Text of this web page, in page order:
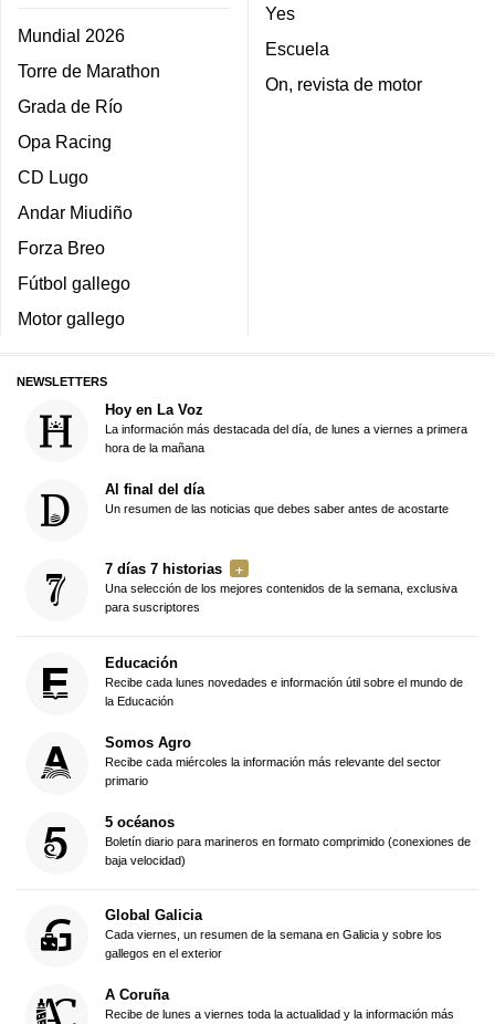
Mundial 2026
Torre de Marathon
Grada de Río
Opa Racing
CD Lugo
Andar Miudiño
Forza Breo
Fútbol gallego
Motor gallego
Yes
Escuela
On, revista de motor
NEWSLETTERS
Hoy en La Voz
La información más destacada del día, de lunes a viernes a primera
hora de la mañana
Al final del día
Un resumen de las noticias que debes saber antes de acostarte
7 días 7 historias
Una selección de los mejores contenidos de la semana, exclusiva
para suscriptores
Educación
Recibe cada lunes novedades e información útil sobre el mundo de
la Educación
Somos Agro
Recibe cada miércoles la información más relevante del sector
primario
5 océanos
Boletín diario para marineros en formato comprimido (conexiones de
baja velocidad)
Global Galicia
Cada viernes, un resumen de la semana en Galicia y sobre los
gallegos en el exterior
A Coruña
Recibe de lunes a viernes toda la actualidad y la información más